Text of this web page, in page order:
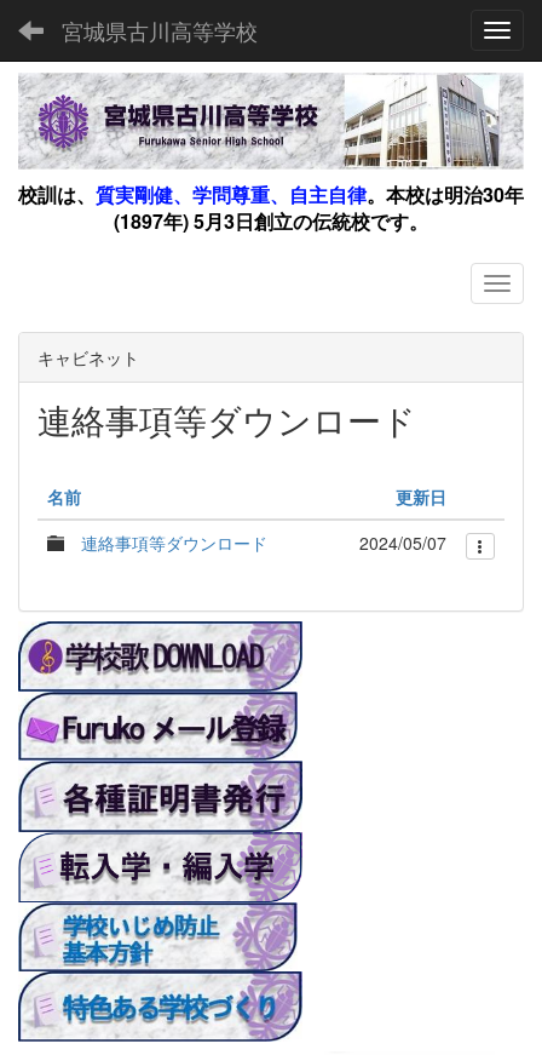
宮城県古川高等学校
校訓は、 質実剛健、学問尊重、自主自律。 本校は明治30年
(1897年) 5月3日創立の伝統校です。
キャビネット
連絡事項等ダウンロード
名前
更新日
連絡事項等ダウンロード
2024/05/07